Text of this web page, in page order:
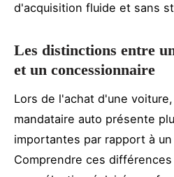
d'acquisition fluide et sans
Les distinctions entre
et un concessionnaire
Lors de l'achat d'une
mandataire auto présente
importantes par rapport à
Comprendre ces